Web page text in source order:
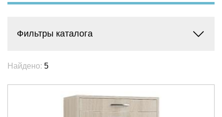
Найдено: 5
Фильтры каталога